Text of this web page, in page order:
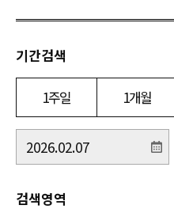
기간검색
1주일 1개월
검색영역